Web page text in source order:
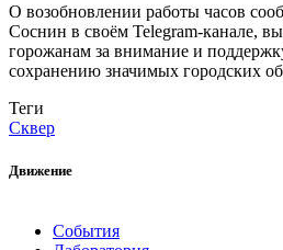
О возобновлении работы часов
Соснин в своём Telegram-канале,
горожанам за внимание и
сохранению значимых городских
Теги
Сквер
Движение
События